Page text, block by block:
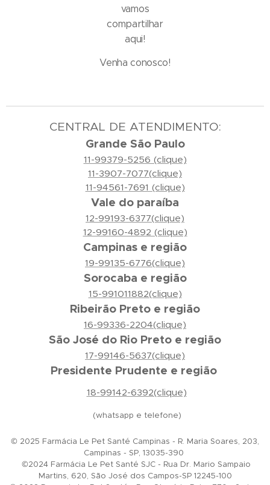
vamos
compartilhar
aqui!
Venha conosco!
CENTRAL DE ATENDIMENTO:
Grande São Paulo
11-99379-5256 (clique)
11-3907-7077(clique)
11-94561-7691 (clique)
Vale do paraíba
12-99193-6377(clique)
12-99160-4892 (clique)
Campinas e região
19-99135-6776(clique)
Sorocaba e região
15-991011882(clique)
Ribeirão Preto e região
16-99336-2204(clique)
São José do Rio Preto e região
17-99146-5637(clique)
Presidente Prudente e região
18-99142-6392(clique)
(whatsapp e telefone)
© 2025 Farmácia Le Pet Santé Campinas - R. Maria Soares, 203,
Campinas - SP, 13035-390
©2024 Farmácia Le Pet Santé SJC - Rua Dr. Mario Sampaio
Martins, 620, São José dos Campos-SP 12245-100